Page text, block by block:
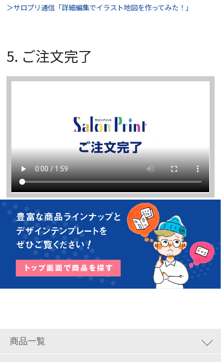
＞サロプリ通信「詳細編集でイラスト地図を作ってみた！」
5. ご注文完了
商品一覧